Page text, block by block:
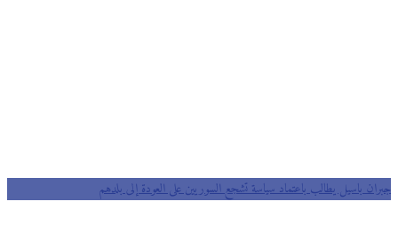
جبران باسيل يطالب باعتماد سياسة تشجع السوريين على العودة إلى بلدهم